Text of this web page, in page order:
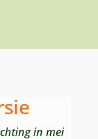
in mei